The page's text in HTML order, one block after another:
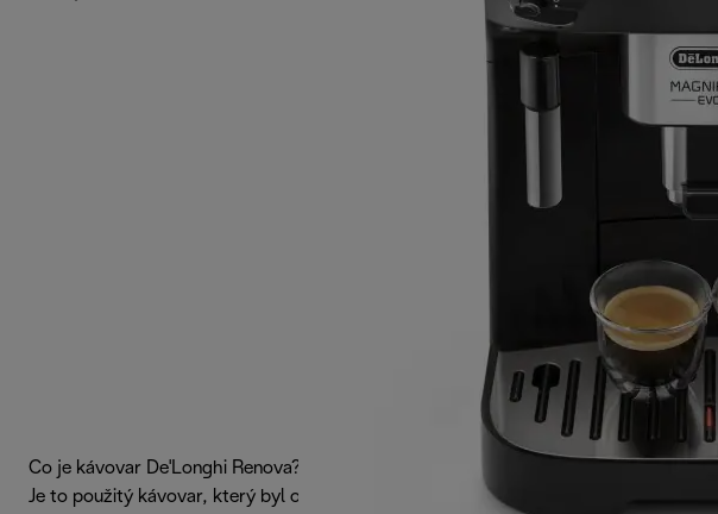
Co je kávovar De'Longhi Renova?
Je to použitý kávovar, který byl obnoven do původního